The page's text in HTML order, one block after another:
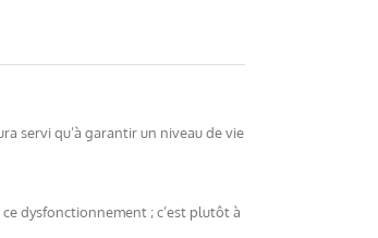
servi qu’à garantir un niveau de vie
dysfonctionnement ; c’est plutôt à